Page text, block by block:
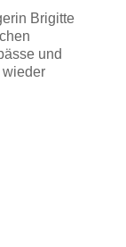
Brigitte
und
wieder